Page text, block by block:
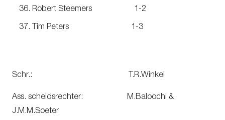
Robert Steemers 1-2
Tim Peters 1-3
Schr.: T.R.Winkel
Ass. scheidsrechter: M.Baloochi &
J.M.M.Soeter